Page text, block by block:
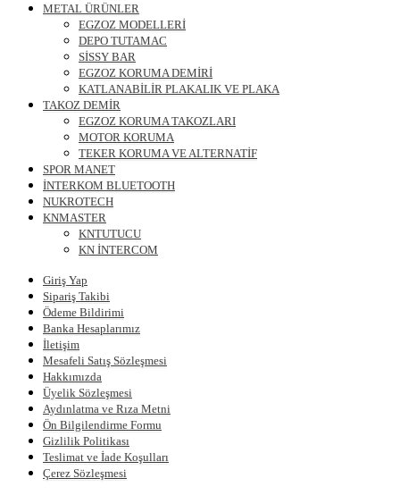
METAL ÜRÜNLER
EGZOZ MODELLERİ
DEPO TUTAMAC
SİSSY BAR
EGZOZ KORUMA DEMİRİ
KATLANABİLİR PLAKALIK VE PLAKA
TAKOZ DEMİR
EGZOZ KORUMA TAKOZLARI
MOTOR KORUMA
TEKER KORUMA VE ALTERNATİF
SPOR MANET
İNTERKOM BLUETOOTH
NUKROTECH
KNMASTER
KNTUTUCU
KN İNTERCOM
Giriş Yap
Sipariş Takibi
Ödeme Bildirimi
Banka Hesaplarımız
İletişim
Mesafeli Satış Sözleşmesi
Hakkımızda
Üyelik Sözleşmesi
Aydınlatma ve Rıza Metni
Ön Bilgilendirme Formu
Gizlilik Politikası
Teslimat ve İade Koşulları
Çerez Sözleşmesi